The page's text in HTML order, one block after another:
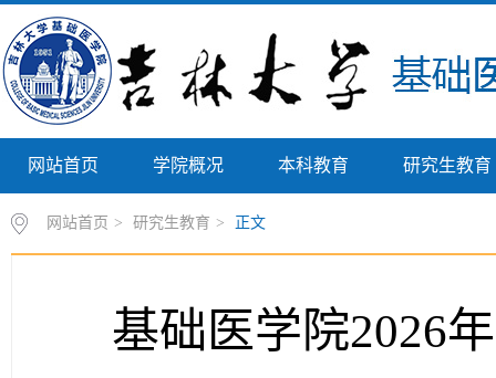
网站首页 学院概况 本科教育 研究生教育
网站首页 > 研究生教育 > 正文
基础医学院2026